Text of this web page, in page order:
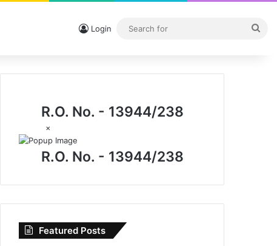
Login
R.O. No. - 13944/238
×
R.O. No. - 13944/238
Featured Posts